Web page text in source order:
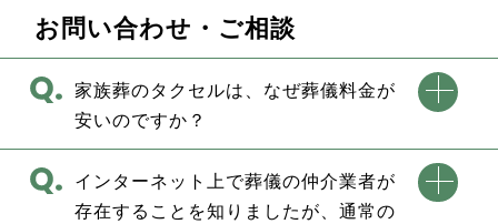
お問い合わせ・ご相談
家族葬のタクセルは、なぜ葬儀料金が
安いのですか？
インターネット上で葬儀の仲介業者が
存在することを知りましたが、通常の